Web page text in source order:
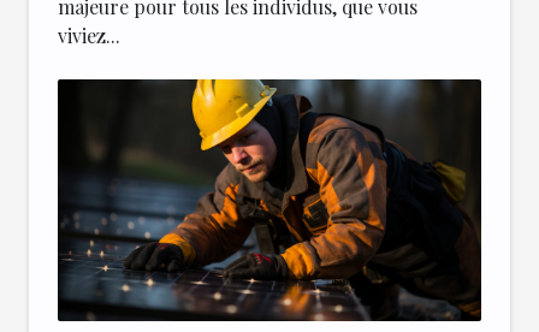
majeure pour tous les individus, que vous
viviez...